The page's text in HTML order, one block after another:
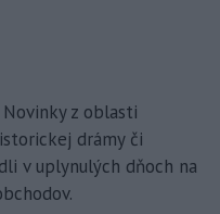
z oblasti
drámy či
v uplynulých dňoch na